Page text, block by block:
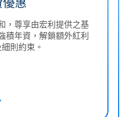
惠
，尊享由宏利提供之基
積年資，解鎖額外紅利
則約束。